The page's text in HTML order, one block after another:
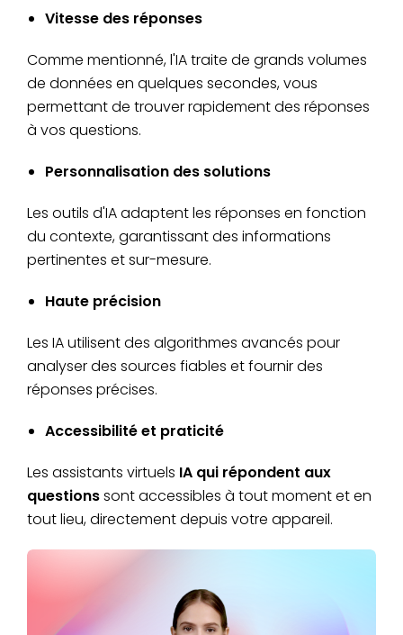
Vitesse des réponses
Comme mentionné, l'IA traite de grands volumes
de données en quelques secondes, vous
permettant de trouver rapidement des réponses
à vos questions.
Personnalisation des solutions
Les outils d'IA adaptent les réponses en fonction
du contexte, garantissant des informations
pertinentes et sur-mesure.
Haute précision
Les IA utilisent des algorithmes avancés pour
analyser des sources fiables et fournir des
réponses précises.
Accessibilité et praticité
Les assistants virtuels IA qui répondent aux
questionssont accessibles à tout moment et en
tout lieu, directement depuis votre appareil.